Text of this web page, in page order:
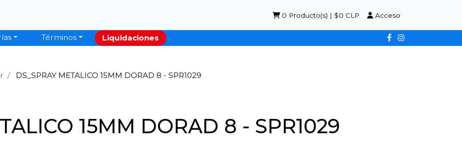
0 Producto(s) | $0 CLP Acceso
Términos Liquidaciones
DS_SPRAY METALICO 15MM DORAD 8 - SPR1029
15MM DORAD 8 - SPR1029